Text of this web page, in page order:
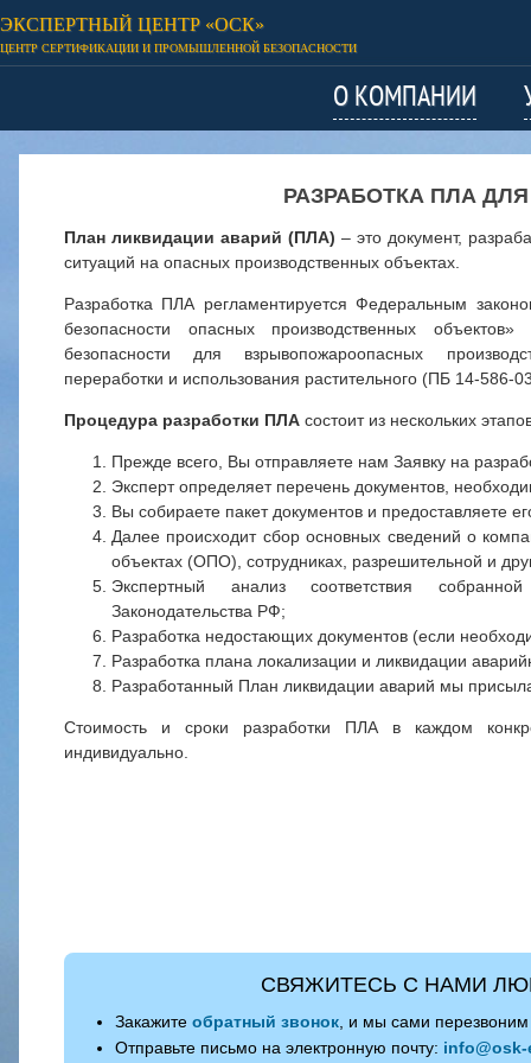
О КОМПАНИИ
ЭКСПЕРТНЫЙ ЦЕНТР «ОСК»
ЦЕНТР СЕРТИФИКАЦИИ И ПРОМЫШЛЕННОЙ БЕЗОПАСНОСТИ
РАЗРАБОТКА ПЛА
План ликвидации аварий (ПЛА) – это документ,
ситуаций на опасных производственных объектах.
Разработка ПЛА регламентируется Федеральным
безопасности опасных производственных
безопасности для взрывопожароопасных
переработки и использования растительного (ПБ 14-586-
Процедура разработки ПЛА состоит из нескольких
Прежде всего, Вы отправляете нам Заявку на
Эксперт определяет перечень документов,
Вы собираете пакет документов и предоставляете
Далее происходит сбор основных сведений о
объектах (ОПО), сотрудниках, разрешительной и
Экспертный анализ соответствия
Законодательства РФ;
Разработка недостающих документов (если
Разработка плана локализации и ликвидации
Разработанный План ликвидации аварий мы
Стоимость и сроки разработки ПЛА в каждом
индивидуально.
СВЯЖИТЕСЬ С НАМИ
Закажите обратный звонок , и мы сами
Отправьте письмо на электронную почту: info@osk-